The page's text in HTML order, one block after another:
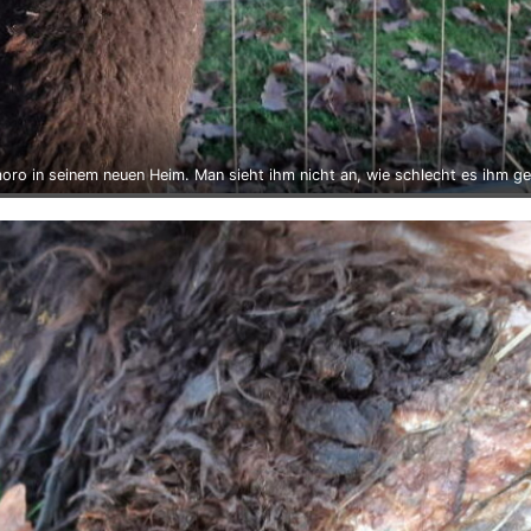
in seinem neuen Heim. Man sieht ihm nicht an, wie schlecht es ihm